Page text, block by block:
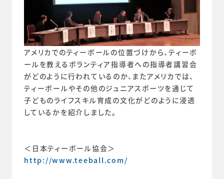
アメリカでのティーボールの位置づけから、ティーボ
ールを教えるボランティア指導者への指導者講習会
がどのように行われているのか、またアメリカでは、
ティーボールやその他のジュニアスポーツを通じて
子どものライフスキル育成の文化がどのように浸透
しているかを紹介しました。
＜日本ティーボール協会＞
http://www.teeball.com/